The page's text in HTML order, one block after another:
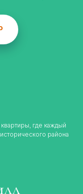
где каждый
района